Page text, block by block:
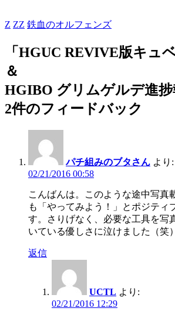
Z ZZ 鉄血のオルフェンズ
「HGUC REVIVE版キュ
＆
HGIBO グリムゲルデ進
2件のフィードバック
パチ組みのブタさん より:
02/21/2016 00:58
こんばんは。このような途中写真
も「やってみよう！」とポジティ
す。さりげなく、必要な工具を写
いている優しさに泣けました（笑
返信
UCTL より:
02/21/2016 12:29